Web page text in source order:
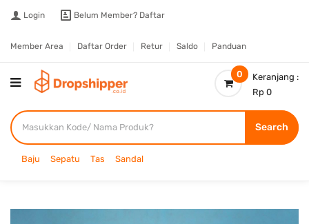
Login Belum Member? Daftar
Member Area Daftar Order Retur Saldo Panduan
0
Keranjang :
Rp 0
Search
Baju Sepatu Tas Sandal